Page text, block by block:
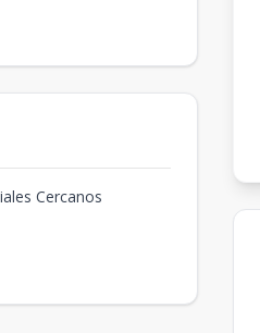
Cercanos